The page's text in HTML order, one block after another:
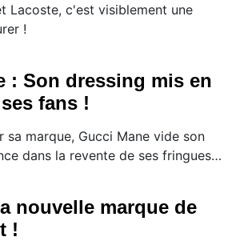
Lacoste, c'est visiblement une
!
: Son dressing mis en
fans !
sa marque, Gucci Mane vide son
dans la revente de ses fringues…
nouvelle marque de
!